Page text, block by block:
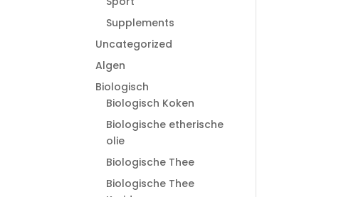
Supplements
Uncategorized
Algen
Biologisch
Biologisch Koken
Biologische etherische
olie
Biologische Thee
Biologische Thee